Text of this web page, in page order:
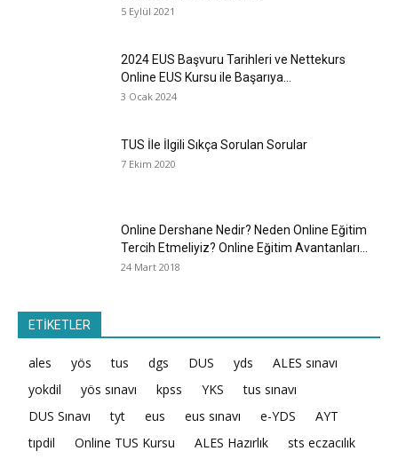
5 Eylül 2021
2024 EUS Başvuru Tarihleri ve Nettekurs
Online EUS Kursu ile Başarıya...
3 Ocak 2024
TUS İle İlgili Sıkça Sorulan Sorular
7 Ekim 2020
Online Dershane Nedir? Neden Online Eğitim
Tercih Etmeliyiz? Online Eğitim Avantanları...
24 Mart 2018
ETİKETLER
ales yös tus dgs DUS yds
ALES sınavı
yokdil
yös sınavı kpss YKS
tus sınavı
DUS Sınavı
tyt eus eus sınavı e-YDS
AYT
tıpdil
Online TUS Kursu ALES Hazırlık
sts eczacılık